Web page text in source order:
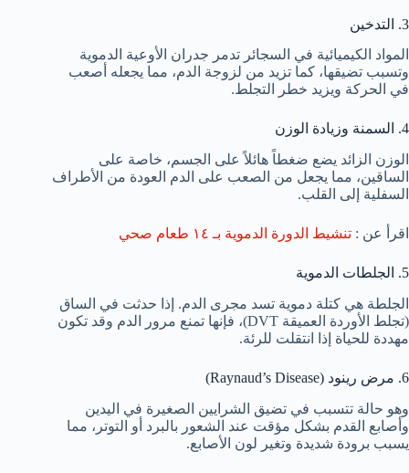
3. التدخين
المواد الكيميائية في السجائر تدمر جدران الأوعية الدموية
وتسبب تضيقها، كما تزيد من لزوجة الدم، مما يجعله أصعب
في الحركة ويزيد خطر التجلط.
4. السمنة وزيادة الوزن
الوزن الزائد يضع ضغطاً هائلاً على الجسم، خاصة على
الساقين، مما يجعل من الصعب على الدم العودة من الأطراف
السفلية إلى القلب.
اقرأ عن : تنشيط الدورة الدموية بـ ١٤ طعام صحي
5. الجلطات الدموية
الجلطة هي كتلة دموية تسد مجرى الدم. إذا حدثت في الساق
(تجلط الأوردة العميقة DVT)، فإنها تمنع مرور الدم وقد تكون
مهددة للحياة إذا انتقلت للرئة.
6. مرض رينود (Raynaud’s Disease)
وهو حالة تتسبب في تضيق الشرايين الصغيرة في اليدين
وأصابع القدم بشكل مؤقت عند الشعور بالبرد أو التوتر، مما
يسبب برودة شديدة وتغير لون الأصابع.